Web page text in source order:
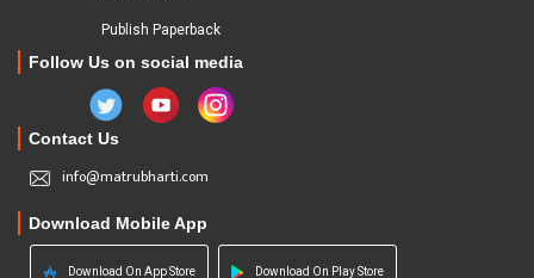
Publish Paperback
Follow Us on social media
Contact Us
info@matrubharti.com
Download Mobile App
Download On App Store Download On Play Store